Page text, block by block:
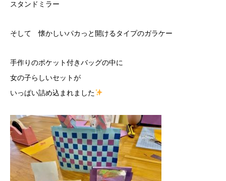
スタンドミラー
そして 懐かしいパカっと開けるタイプのガラケー
手作りのポケット付きバッグの中に
女の子らしいセットが
いっぱい詰め込まれました